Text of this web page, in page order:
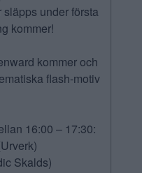
under första
kommer!
kommer och
flash-motiv på
16:00 – 17:30:
Skalds)